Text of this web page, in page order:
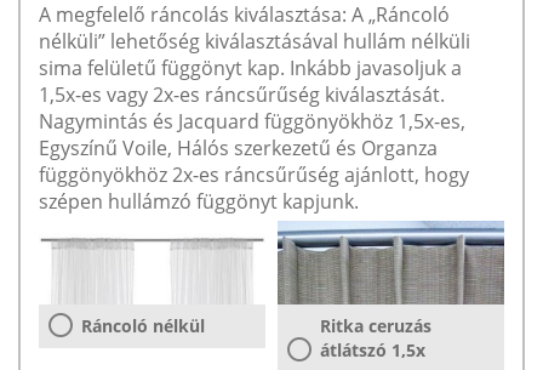
A megfelelő ráncolás kiválasztása: A „Ráncoló
nélküli” lehetőség kiválasztásával hullám nélküli
sima felületű függönyt kap. Inkább javasoljuk a
1,5x-es vagy 2x-es ráncsűrűség kiválasztását.
Nagymintás és Jacquard függönyökhöz 1,5x-es,
Egyszínű Voile, Hálós szerkezetű és Organza
függönyökhöz 2x-es ráncsűrűség ajánlott, hogy
szépen hullámzó függönyt kapjunk.
Ráncoló nélkül
Ritka ceruzás
átlátszó 1,5x